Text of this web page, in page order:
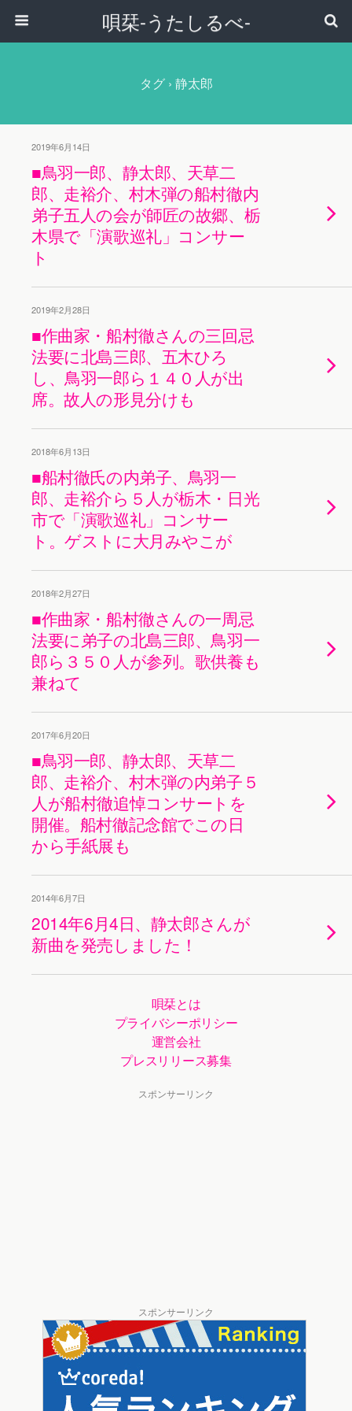
唄栞-うたしるべ-
タグ › 静太郎
2019年6月14日
■鳥羽一郎、静太郎、天草二
郎、走裕介、村木弾の船村徹内
弟子五人の会が師匠の故郷、栃
木県で「演歌巡礼」コンサー
ト
2019年2月28日
■作曲家・船村徹さんの三回忌
法要に北島三郎、五木ひろ
し、鳥羽一郎ら１４０人が出
席。故人の形見分けも
2018年6月13日
■船村徹氏の内弟子、鳥羽一
郎、走裕介ら５人が栃木・日光
市で「演歌巡礼」コンサー
ト。ゲストに大月みやこが
2018年2月27日
■作曲家・船村徹さんの一周忌
法要に弟子の北島三郎、鳥羽一
郎ら３５０人が参列。歌供養も
兼ねて
2017年6月20日
■鳥羽一郎、静太郎、天草二
郎、走裕介、村木弾の内弟子５
人が船村徹追悼コンサートを
開催。船村徹記念館でこの日
から手紙展も
2014年6月7日
2014年6月4日、静太郎さんが
新曲を発売しました！
唄栞とは
プライバシーポリシー
運営会社
プレスリリース募集
スポンサーリンク
スポンサーリンク